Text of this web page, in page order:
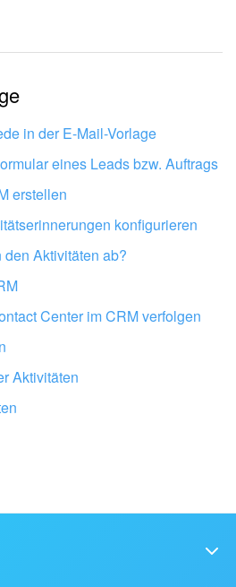
Tool funktioniert.
Bitrix24 von Profis
in der E-Mail-Vorlage
eines Leads bzw. Auftrags
erstellen
konfigurieren
Aktivitäten ab?
Center im CRM verfolgen
Aktivitäten